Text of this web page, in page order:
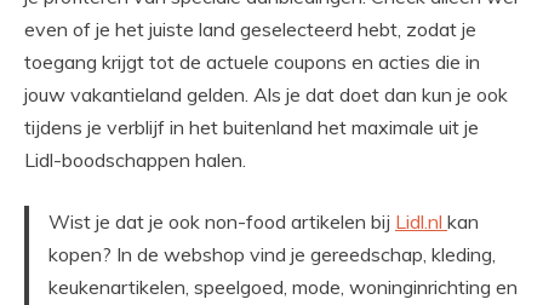
even of je het juiste land geselecteerd hebt, zodat je
toegang krijgt tot de actuele coupons en acties die in
jouw vakantieland gelden. Als je dat doet dan kun je ook
tijdens je verblijf in het buitenland het maximale uit je
Lidl-boodschappen halen.
Wist je dat je ook non-food artikelen bij Lidl.nl kan
kopen? In de webshop vind je gereedschap, kleding,
keukenartikelen, speelgoed, mode, woninginrichting en